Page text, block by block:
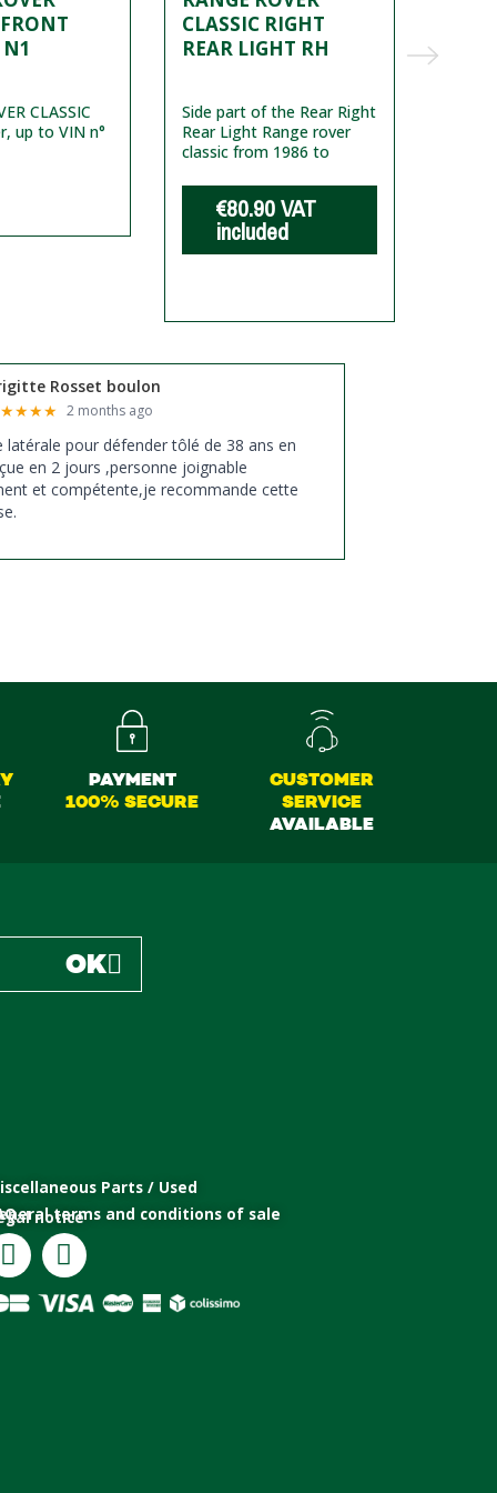
CLASSIC
up to VIN n°
CLASSIC RIGHT
REAR LIGHT RH
Side part of the Rear Right
Rear Light Range rover
classic from 1986 to
€80.90VAT
included
Rosset boulon
★★★★ 2 months ago
latérale pour défender tôlé de 38 ans en
en 2 jours ,personne joignable
et compétente,je recommande cette
PAYMENT
100% SECURE
CUSTOMER
SERVICE
AVAILABLE
OK
Parts / Used
notice
terms and conditions of sale